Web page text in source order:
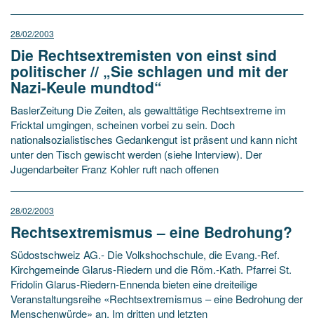
28/02/2003
Die Rechtsextremisten von einst sind
politischer // „Sie schlagen und mit der
Nazi-Keule mundtod“
BaslerZeitung Die Zeiten, als gewalttätige Rechtsextreme im
Fricktal umgingen, scheinen vorbei zu sein. Doch
nationalsozialistisches Gedankengut ist präsent und kann nicht
unter den Tisch gewischt werden (siehe Interview). Der
Jugendarbeiter Franz Kohler ruft nach offenen
28/02/2003
Rechtsextremismus – eine Bedrohung?
Südostschweiz AG.- Die Volkshochschule, die Evang.-Ref.
Kirchgemeinde Glarus-Riedern und die Röm.-Kath. Pfarrei St.
Fridolin Glarus-Riedern-Ennenda bieten eine dreiteilige
Veranstaltungsreihe «Rechtsextremismus – eine Bedrohung der
Menschenwürde» an. Im dritten und letzten